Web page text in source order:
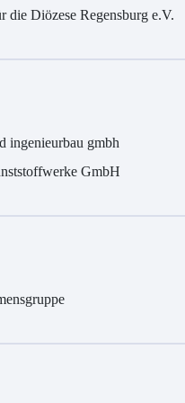
die Diözese Regensburg e.V.
ingenieurbau gmbh
GmbH